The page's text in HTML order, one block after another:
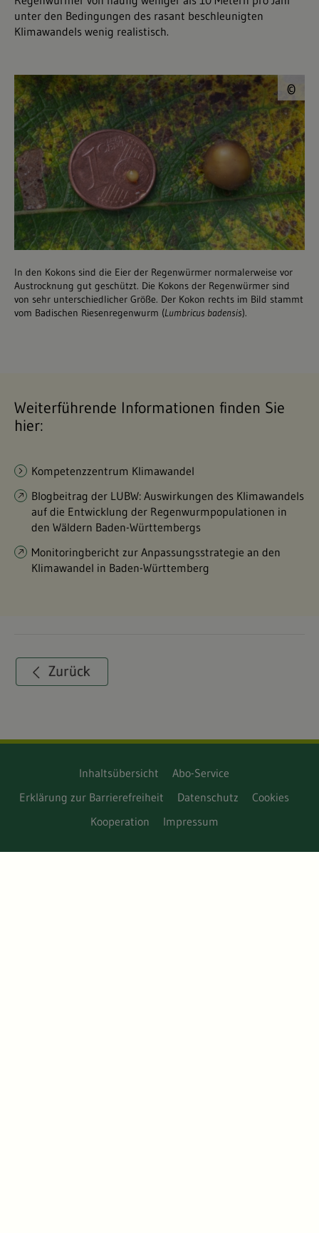
unter den Bedingungen des rasant beschleunigten
Klimawandels wenig realistisch.
©
In den Kokons sind die Eier der Regenwürmer normalerweise vor
Austrocknung gut geschützt. Die Kokons der Regenwürmer sind
von sehr unterschiedlicher Größe. Der Kokon rechts im Bild stammt
vom Badischen Riesenregenwurm (Lumbricus badensis).
Weiterführende Informationen finden Sie
hier:
Kompetenzzentrum Klimawandel
Blogbeitrag der LUBW: Auswirkungen des Klimawandels
auf die Entwicklung der Regenwurmpopulationen in
den Wäldern Baden-Württembergs
Monitoringbericht zur Anpassungsstrategie an den
Klimawandel in Baden-Württemberg
Inhaltsübersicht
Abo-Service
Erklärung zur Barrierefreiheit
Datenschutz
Cookies
Kooperation
Impressum